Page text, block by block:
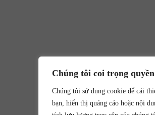
Chúng tôi coi trọng
Chúng tôi sử dụng cookie để cải
bạn, hiển thị quảng cáo hoặc nội